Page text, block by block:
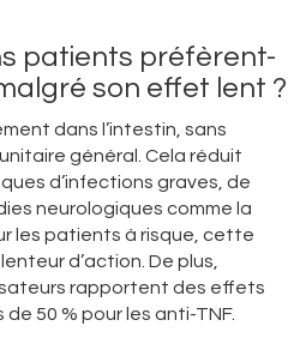
patients préfèrent-
son effet lent ?
dans l’intestin, sans
général. Cela réduit
d’infections graves, de
neurologiques comme la
les patients à risque, cette
d’action. De plus,
rapportent des effets
50 % pour les anti-TNF.